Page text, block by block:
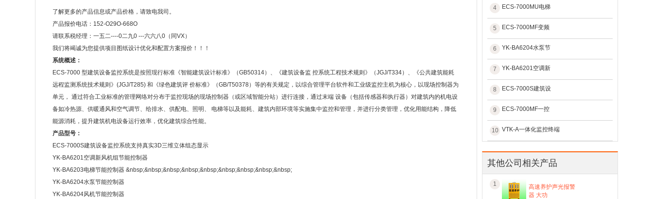
了解更多的产品信息或产品价格，请致电我司。
产品报价电话：152-O29O-668O
请联系税经理：一五二----0二九0 ---六六八0（同VX）
我们将竭诚为您提供项目图纸设计优化和配置方案报价！！！
系统概述：
ECS-7000 型建筑设备监控系统是按照现行标准《智能建筑设计标准》（GB50314）、《建筑设备监 控系统工程技术规则》（JGJ/T334）、《公共建筑能耗
远程监测系统技术规则》(JGJ/T285) 和《绿色建筑评 价标准》（GB/T50378）等的有关规定，以综合管理平台软件和工业级监控主机为核心，以现场控制器为
单元， 通过符合工业标准的管理网络对分布于监控现场的现场控制器（或区域智能分站）进行连接，通过末端 设备（包括传感器和执行器）对建筑内的机电设
备如冷热源、供暖通风和空气调节、给排水、供配电、照明、 电梯等以及能耗、建筑内部环境等实施集中监控和管理，并进行分类管理，优化用能结构，降低
能源消耗，提升建筑机电设备运行效率，优化建筑综合性能。
产品型号：
ECS-7000S建筑设备监控系统支持真实3D三维立体组态显示
YK-BA6201空调新风机组节能控制器
YK-BA6203电梯节能控制器 &nbsp;&nbsp;&nbsp;&nbsp;&nbsp;&nbsp;&nbsp;&nbsp;&nbsp;
YK-BA6204水泵节能控制器
YK-BA6204风机节能控制器
4 ECS-7000MU电梯
5 ECS-7000MF变频
6 YK-BA6204水泵节
7 YK-BA6201空调新
8 ECS-7000S建筑设
9 ECS-7000MF一控
10 VTK-A一体化监控终端
其他公司相关产品
1
高速养护声光报警
器 大功